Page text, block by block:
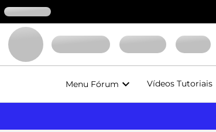
Menu Fórum Vídeos Tutoriais